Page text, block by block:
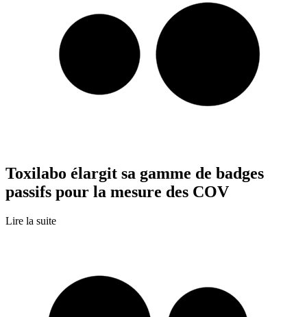
Toxilabo élargit sa gamme de badges
passifs pour la mesure des COV
Lire la suite